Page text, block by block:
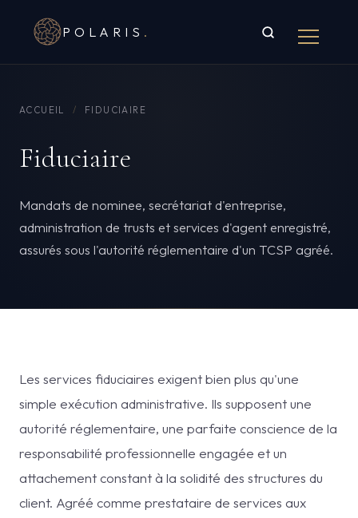
POLARIS .
ACCUEIL / FIDUCIAIRE
Fiduciaire
Mandats de nominee, secrétariat d'entreprise,
administration de trusts et services d'agent enregistré,
assurés sous l'autorité réglementaire d'un TCSP agréé.
Les services fiduciaires exigent bien plus qu'une
simple exécution administrative. Ils supposent une
autorité réglementaire, une parfaite conscience de la
responsabilité professionnelle engagée et un
attachement constant à la solidité des structures du
client. Agréé comme prestataire de services aux